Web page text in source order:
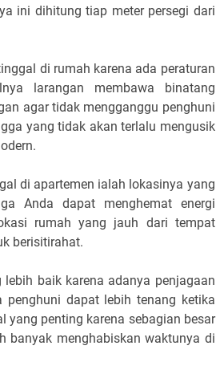
ini dihitung tiap meter persegi dari
di rumah karena ada peraturan
larangan membawa binatang
agar tidak mengganggu penghuni
yang tidak akan terlalu mengusik
di apartemen ialah lokasinya yang
Anda dapat menghemat energi
rumah yang jauh dari tempat
berisitirahat.
baik karena adanya penjagaan
penghuni dapat lebih tenang ketika
yang penting karena sebagian besar
banyak menghabiskan waktunya di